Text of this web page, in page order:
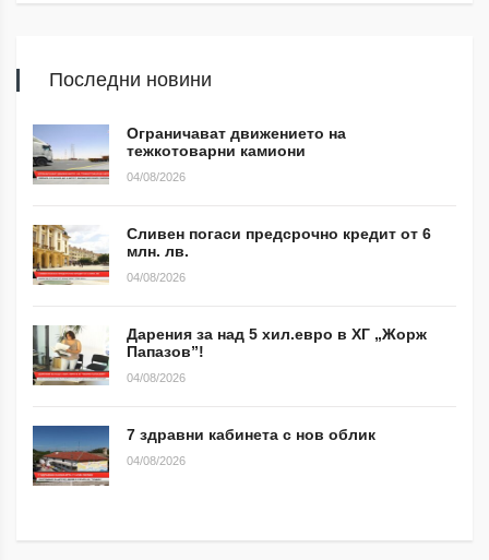
Последни новини
Ограничават движението на
тежкотоварни камиони
04/08/2026
Сливен погаси предсрочно кредит от 6
млн. лв.
04/08/2026
Дарения за над 5 хил.евро в ХГ „Жорж
Папазов”!
04/08/2026
7 здравни кабинета с нов облик
04/08/2026